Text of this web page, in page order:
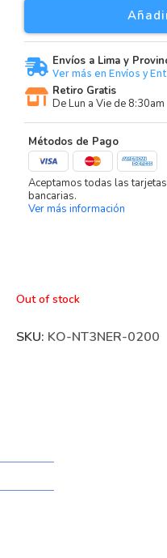
Envíos a Lima y
Ver más en Envíos y
Retiro Gratis
De Lun a Vie de
Métodos de Pago
Aceptamos todas las
bancarias.
Ver más información
Out of stock
SKU: KO-NT3NER-0200